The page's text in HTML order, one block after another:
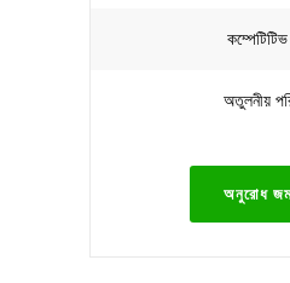
অতুলনীয়
অনুরোধ